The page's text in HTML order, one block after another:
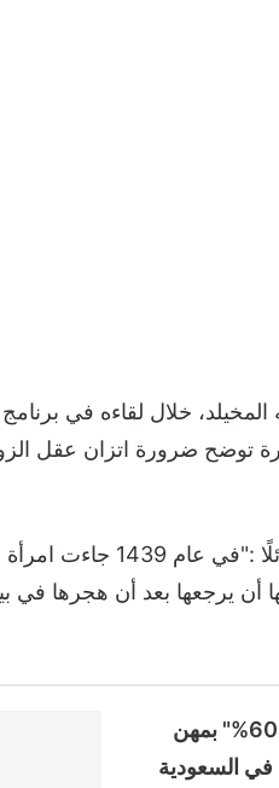
خلال لقاءه في برنامج
توضح ضرورة اتزان عقل
وبدأ الراوي عبدالله
بعد أن هجرها في بيت أهلها 4 شهور
تفاصيل "توطين الـ 60%" بمهن
في السعودية